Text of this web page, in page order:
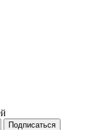
Подписаться